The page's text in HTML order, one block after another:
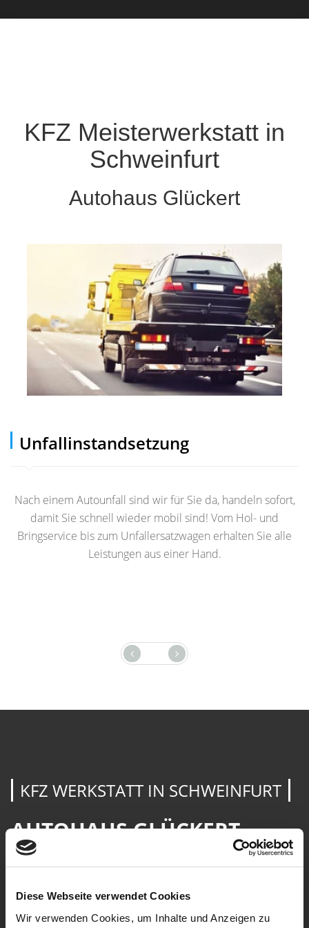
Diese Webseite verwendet Cookies
Wir verwenden Cookies, um Inhalte und Anzeigen zu
KFZ Meisterwerkstatt in
Schweinfurt
Autohaus Glückert
Unfallinstandsetzung
Nach einem Autounfall sind wir für Sie da, handeln sofort,
damit Sie schnell wieder mobil sind! Vom Hol- und
Bringservice bis zum Unfallersatzwagen erhalten Sie alle
Leistungen aus einer Hand.
KFZ WERKSTATT IN SCHWEINFURT
AUTOHAUS GLÜCKERT
markenoffene Kfz-Meisterwerkstatt mit langjähriger
Personenkraftwagen aller Fabrikate, insbesondere